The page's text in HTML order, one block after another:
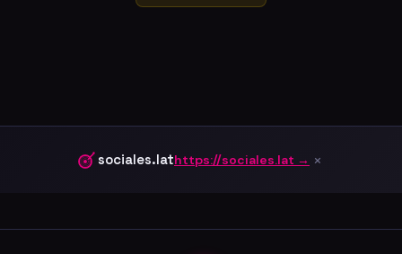
sociales.lathttps://sociales.lat → ×